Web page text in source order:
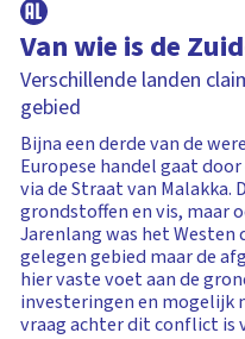
Van wie is de
Verschillende landen
gebied
Bijna een derde van de
Europese handel gaat
via de Straat van Malakka.
grondstoffen en vis, maar
Jarenlang was het
gelegen gebied maar de
hier vaste voet aan de
investeringen en mogelijk
vraag achter dit conflict is